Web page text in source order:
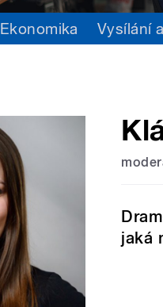
Ekonomika Vysílání
jaká